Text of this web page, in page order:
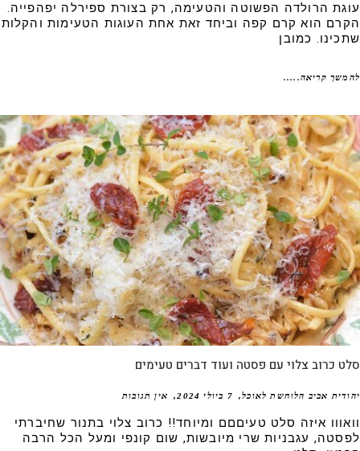
הרולדה הפשוטה והטעימה, רק בצורת ספירלה יפהפייה.
הוא קרם קפה וביחד זאת אחת העוגות הטעימות והקלות
כמובן
קריאה.....
כרוב צלוי עם פסטה ועוד דברים טעימים
אביב הלוחשת לאוכל 7 ביולי 2024 אין תגובות
איזה סלט טעיםםם ומיוחד!! כרוב צלוי בתנור שחיברתי
עגבניות שרי מיובשות, שום קונפי ומעל הכל הרבה